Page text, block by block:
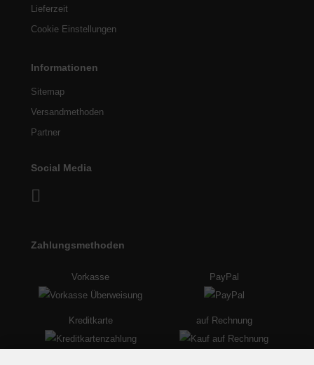
Lieferzeit
Cookie Einstellungen
Informationen
Sitemap
Versandmethoden
Partner
Social Media
Zahlungsmethoden
Vorkasse PayPal
Kreditkarte auf Rechnung